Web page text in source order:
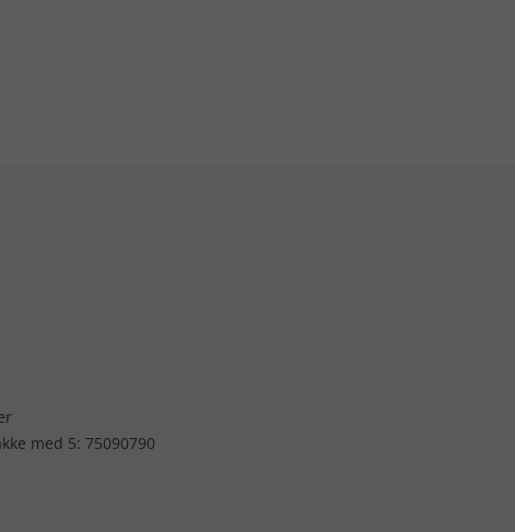
med 5: 75090790